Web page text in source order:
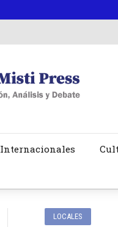
Internacionales
LOCALES